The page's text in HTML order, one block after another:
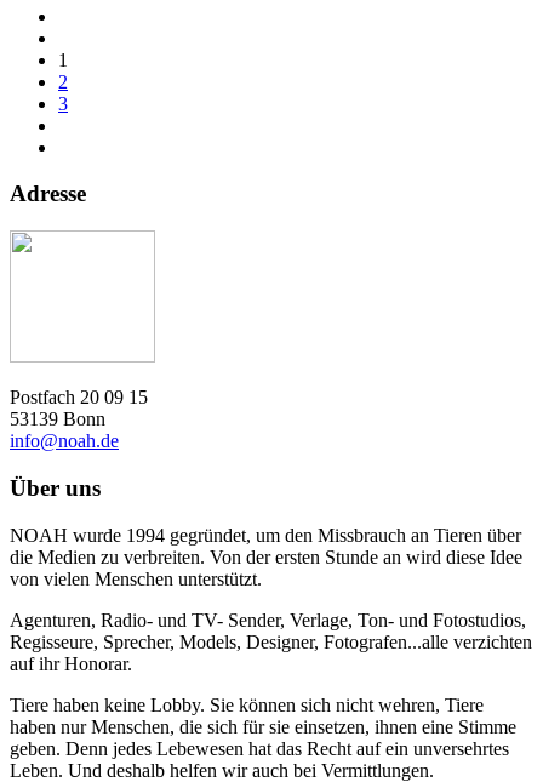
1
2
3
Adresse
Postfach 20 09 15
53139 Bonn
info@noah.de
Über uns
NOAH wurde 1994 gegründet, um den Missbrauch an Tieren über
die Medien zu verbreiten. Von der ersten Stunde an wird diese Idee
von vielen Menschen unterstützt.
Agenturen, Radio- und TV- Sender, Verlage, Ton- und Fotostudios,
Regisseure, Sprecher, Models, Designer, Fotografen...alle verzichten
auf ihr Honorar.
Tiere haben keine Lobby. Sie können sich nicht wehren, Tiere
haben nur Menschen, die sich für sie einsetzen, ihnen eine Stimme
geben. Denn jedes Lebewesen hat das Recht auf ein unversehrtes
Leben. Und deshalb helfen wir auch bei Vermittlungen.